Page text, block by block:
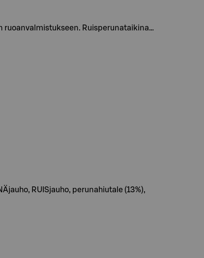
ruoanvalmistukseen. Ruisperunataikina…
RUISjauho, perunahiutale (13%),